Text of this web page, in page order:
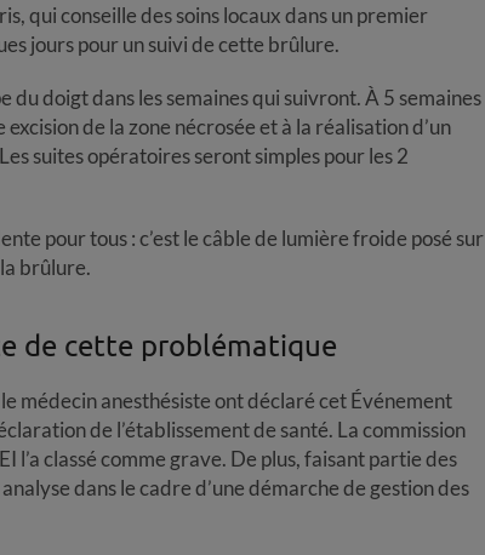
qui conseille des soins locaux dans un premier
jours pour un suivi de cette brûlure.
doigt dans les semaines qui suivront. À 5 semaines
de la zone nécrosée et à la réalisation d’un
suites opératoires seront simples pour les 2
pour tous : c’est le câble de lumière froide posé sur
brûlure.
de cette problématique
médecin anesthésiste ont déclaré cet Événement
de l’établissement de santé. La commission
l’a classé comme grave. De plus, faisant partie des
dans le cadre d’une démarche de gestion des